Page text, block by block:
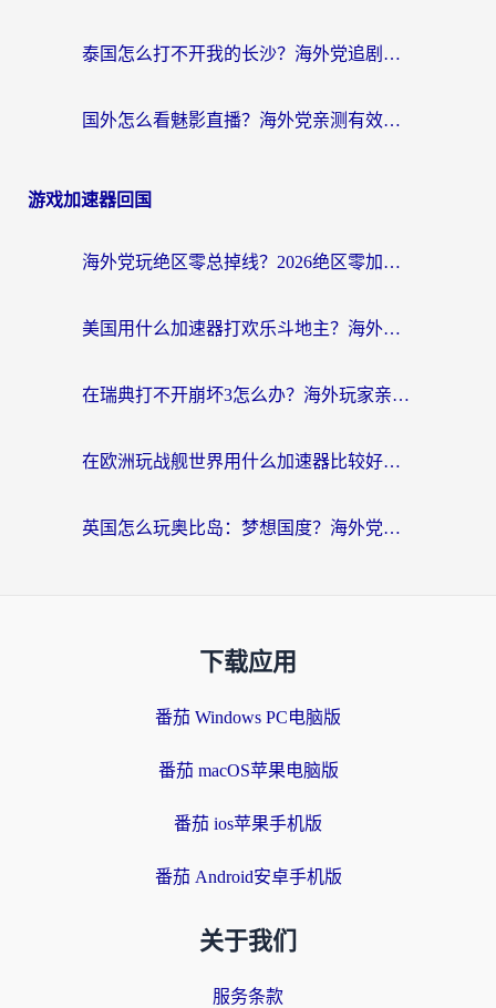
泰国怎么打不开我的长沙？海外党追剧看片的破局指南
国外怎么看魅影直播？海外党亲测有效的回国加速指南（附听歌、看央视VIP技巧）
游戏加速器回国
海外党玩绝区零总掉线？2026绝区零加速器推荐+跨平台国服游戏加速攻略
美国用什么加速器打欢乐斗地主？海外党亲测有效的国服游戏加速指南
在瑞典打不开崩坏3怎么办？海外玩家亲测有效的国服游戏加速指南
在欧洲玩战舰世界用什么加速器比较好用？老玩家亲测有效的低延迟方案
英国怎么玩奥比岛：梦想国度？海外党不卡攻略+加速器选择秘籍
下载应用
番茄 Windows PC电脑版
番茄 macOS苹果电脑版
番茄 ios苹果手机版
番茄 Android安卓手机版
关于我们
服务条款